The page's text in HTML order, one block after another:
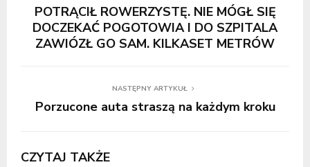
POTRĄCIŁ ROWERZYSTĘ. NIE MÓGŁ SIĘ
DOCZEKAĆ POGOTOWIA I DO SZPITALA
ZAWIÓZŁ GO SAM. KILKASET METRÓW
NASTĘPNY ARTYKUŁ
Porzucone auta straszą na każdym kroku
CZYTAJ TAKŻE